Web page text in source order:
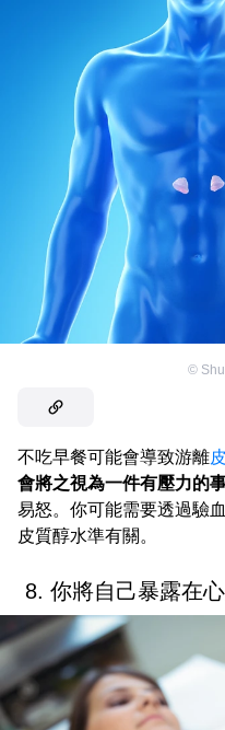
©
不吃早餐可能會導致游離
會將之視為一件有壓力的
易怒。你可能需要透過驗
皮質醇水準有關。
8. 你將自己暴露在